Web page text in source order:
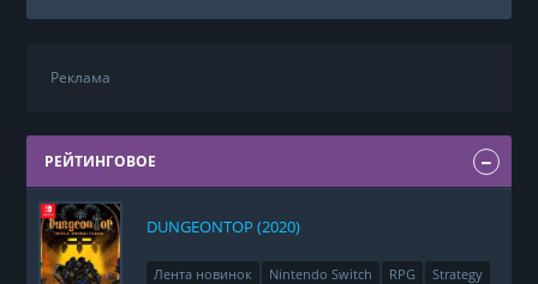
Реклама
РЕЙТИНГОВОЕ
DUNGEONTOP (2020)
Лента новинок Nintendo Switch RPG Strategy